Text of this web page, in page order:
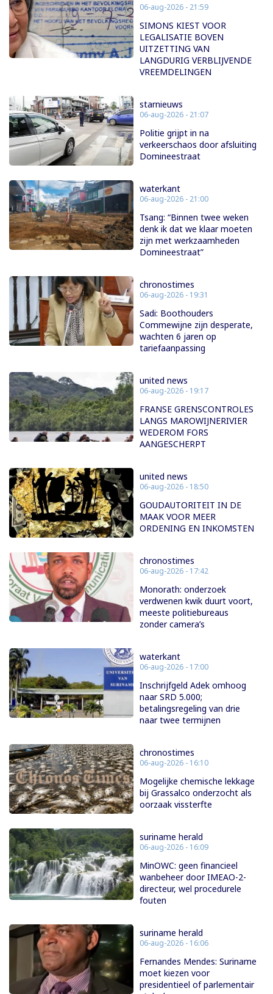
06-aug-2026 - 21:59
SIMONS KIEST VOOR
LEGALISATIE BOVEN
UITZETTING VAN
LANGDURIG VERBLIJVENDE
VREEMDELINGEN
starnieuws
06-aug-2026 - 21:07
Politie grijpt in na
verkeerschaos door afsluiting
Domineestraat
waterkant
06-aug-2026 - 21:00
Tsang: “Binnen twee weken
denk ik dat we klaar moeten
zijn met werkzaamheden
Domineestraat”
chronostimes
06-aug-2026 - 19:31
Sadi: Boothouders
Commewijne zijn desperate,
wachten 6 jaren op
tariefaanpassing
united news
06-aug-2026 - 19:17
FRANSE GRENSCONTROLES
LANGS MAROWIJNERIVIER
WEDEROM FORS
AANGESCHERPT
united news
06-aug-2026 - 18:50
GOUDAUTORITEIT IN DE
MAAK VOOR MEER
ORDENING EN INKOMSTEN
chronostimes
06-aug-2026 - 17:42
Monorath: onderzoek
verdwenen kwik duurt voort,
meeste politiebureaus
zonder camera’s
waterkant
06-aug-2026 - 17:00
Inschrijfgeld Adek omhoog
naar SRD 5.000;
betalingsregeling van drie
naar twee termijnen
chronostimes
06-aug-2026 - 16:10
Mogelijke chemische lekkage
bij Grassalco onderzocht als
oorzaak vissterfte
suriname herald
06-aug-2026 - 16:09
MinOWC: geen financieel
wanbeheer door IMEAO-2-
directeur, wel procedurele
fouten
suriname herald
06-aug-2026 - 16:06
Fernandes Mendes: Suriname
moet kiezen voor
presidentieel of parlementair